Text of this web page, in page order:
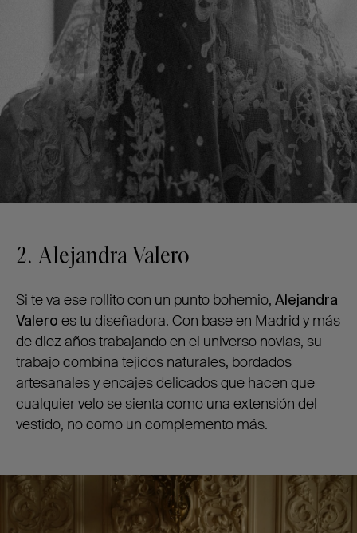
2. Alejandra Valero
Si te va ese rollito con un punto bohemio, Alejandra
Valero es tu diseñadora. Con base en Madrid y más
de diez años trabajando en el universo novias, su
trabajo combina tejidos naturales, bordados
artesanales y encajes delicados que hacen que
cualquier velo se sienta como una extensión del
vestido, no como un complemento más.